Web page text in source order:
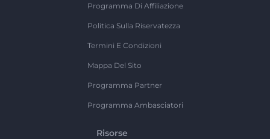
Programma Di Affiliazione
Politica Sulla Riservatezza
Termini E Condizioni
Mappa Del Sito
Programma Partner
Programma Ambasciatori
Risorse